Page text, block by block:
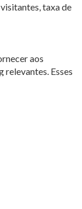
taxa de
aos
relevantes. Esses